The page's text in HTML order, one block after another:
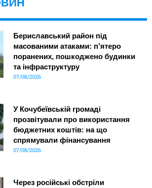
Бериславський район під
масованими атаками: п’ятеро
поранених, пошкоджено будинки
та інфраструктуру
07/08/2026
У Кочубеївській громаді
прозвітували про використання
бюджетних коштів: на що
спрямували фінансування
07/08/2026
Через російські обстріли